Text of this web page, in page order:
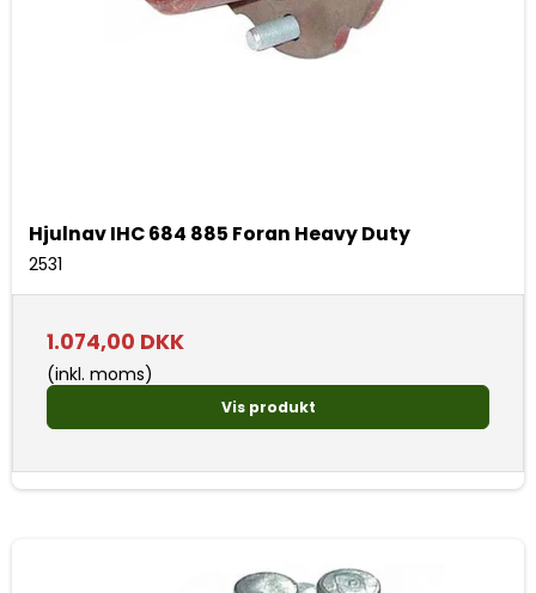
Hjulnav IHC 684 885 Foran Heavy Duty
2531
1.074,00 DKK
(inkl. moms)
Vis produkt